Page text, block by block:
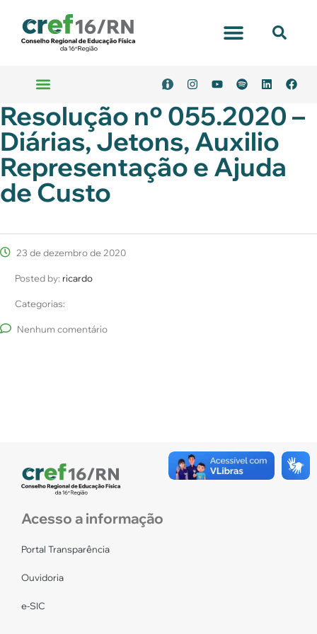
Resolução nº 055.2020 –
Diárias, Jetons, Auxilio
Representação e Ajuda
de Custo
23 de dezembro de 2020
Posted by: ricardo
Categorias:
Nenhum comentário
Acesso a informação
Portal Transparência
Ouvidoria
e-SIC